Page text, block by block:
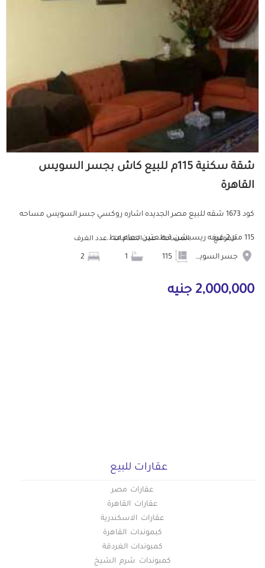
شقة سكنية 115م للبيع كاش بجسر السويس
القاهرة
كود 1673 شقه للبيع مصر الجديده اشاره روكسي جسر السويس مساحه
115 متر 2 غرفه ريسبشن قطعتين حمام مط... الموقع
جسر السويس
المساحة عدد الحمامات عدد الغرف
2,000,000 جنيه
عقارات للبيع
عقارات مصر
عقارات القاهرة
عقارات الاسكندرية
كبموندات القاهرة
كمبوندات الغردقة
كمبوندات شرم الشيخ